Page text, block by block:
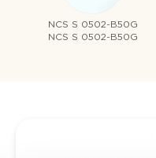
NCS S 0502-B50G
NCS S 0502-B50G